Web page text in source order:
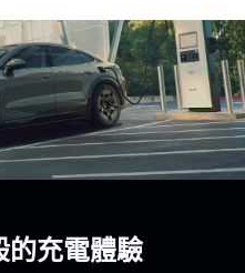
充電體驗